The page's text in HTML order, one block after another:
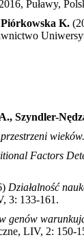
Puławy,
K.
Szyndler-
wieków.
Factors
Działalność
3: 133-161 .
genów
LIV, 2: 150-